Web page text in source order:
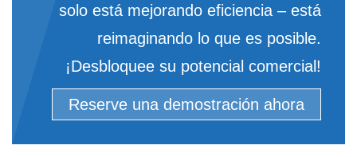
solo está mejorando eficiencia – está
reimaginando lo que es posible.
¡Desbloquee su potencial comercial!
Reserve una demostración ahora